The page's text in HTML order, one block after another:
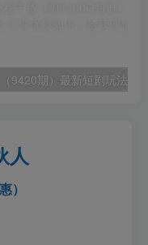
人
）